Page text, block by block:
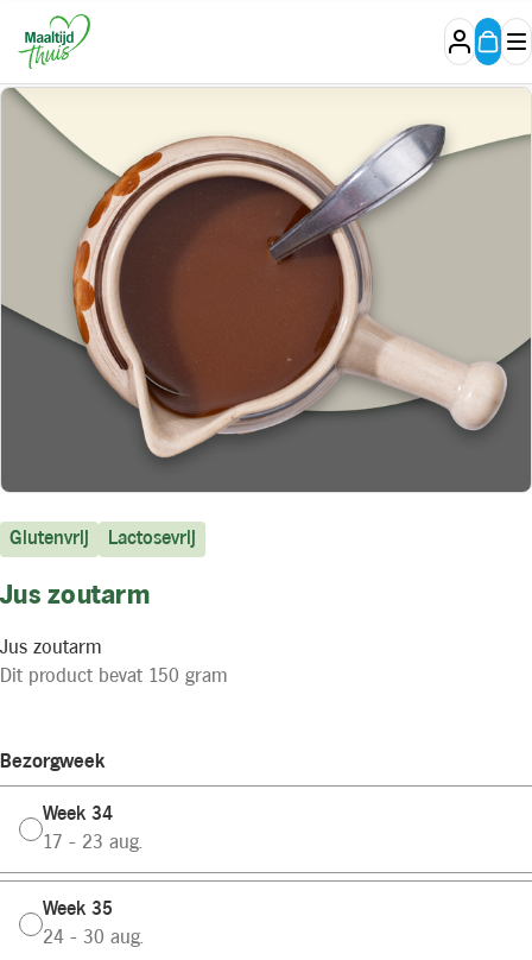
Glutenvrij Lactosevrij
Jus zoutarm
Jus zoutarm
Dit product bevat 150 gram
Bezorgweek
Week 34
17 - 23 aug.
Week 35
24 - 30 aug.